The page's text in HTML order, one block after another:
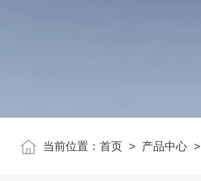
当前位置： 首页 > 产品中心 >